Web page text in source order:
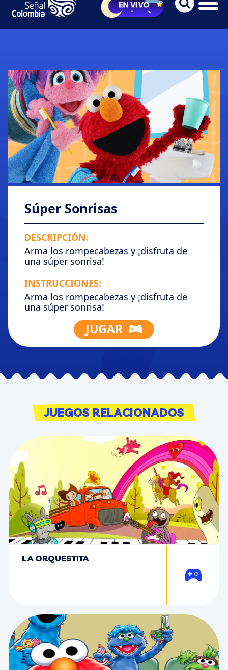
Súper Sonrisas
DESCRIPCIÓN:
Arma los rompecabezas y ¡disfruta de
una súper sonrisa!
INSTRUCCIONES:
Arma los rompecabezas y ¡disfruta de
una súper sonrisa!
JUGAR
JUEGOS RELACIONADOS
LA ORQUESTITA
Jugar